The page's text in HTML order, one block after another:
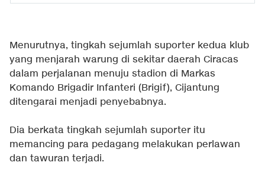
Menurutnya, tingkah sejumlah suporter kedua klub
yang menjarah warung di sekitar daerah Ciracas
dalam perjalanan menuju stadion di Markas
Komando Brigadir Infanteri (Brigif), Cijantung
ditengarai menjadi penyebabnya.
Dia berkata tingkah sejumlah suporter itu
memancing para pedagang melakukan perlawan
dan tawuran terjadi.